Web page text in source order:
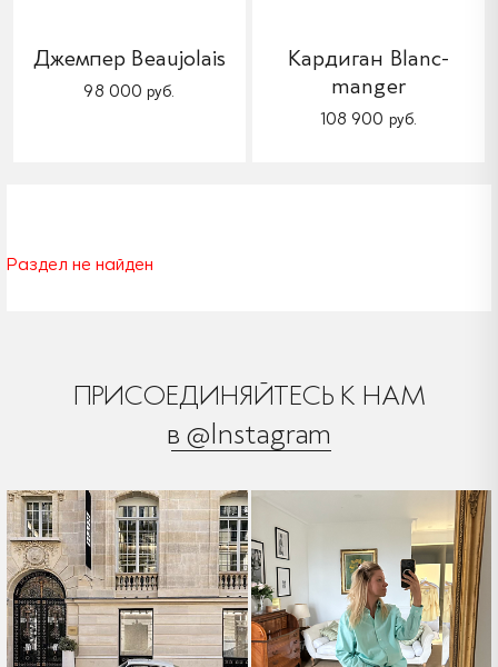
Джемпер Beaujolais
98 000 руб.
Кардиган Blanc-
manger
108 900 руб.
Раздел не найден
ПРИСОЕДИНЯЙТЕСЬ К НАМ
в @Instagram